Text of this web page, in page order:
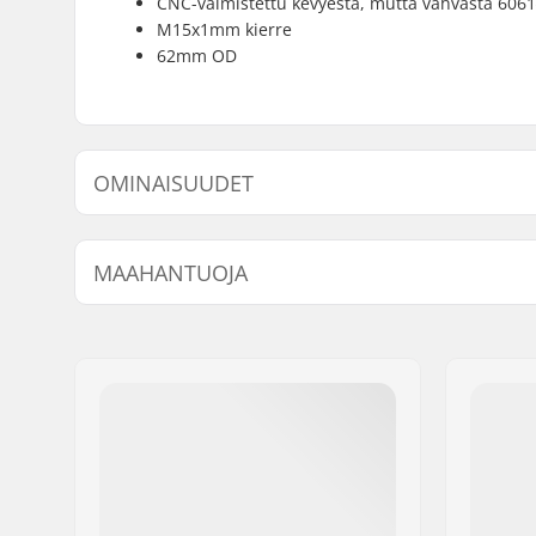
M15x1mm kierre
62mm OD
OMINAISUUDET
Akselin halkaisija: 10mm
MAAHANTUOJA